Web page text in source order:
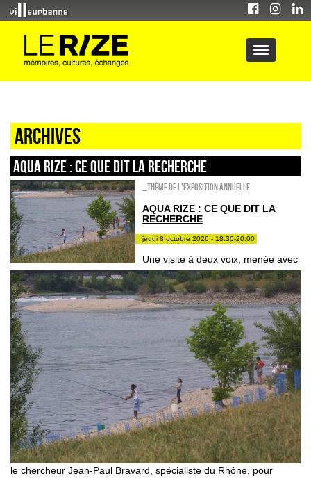
Archives
AQUA RIZE : ce que dit la recherche
_Thème de l'exposition annuelle
AQUA RIZE : CE QUE DIT LA
RECHERCHE
jeudi 8 octobre 2026 - 18:30-20:00
Une visite à deux voix, menée avec
le chercheur Jean-Paul Bravard, spécialiste du Rhône, pour